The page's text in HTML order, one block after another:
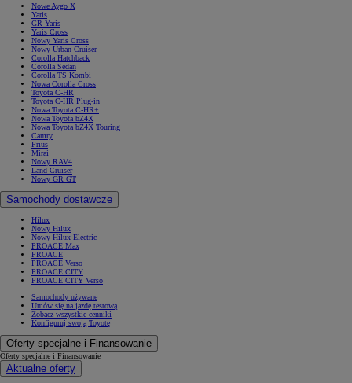
Nowe Aygo X
Yaris
GR Yaris
Yaris Cross
Nowy Yaris Cross
Nowy Urban Cruiser
Corolla Hatchback
Corolla Sedan
Corolla TS Kombi
Nowa Corolla Cross
Toyota C-HR
Toyota C-HR Plug-in
Nowa Toyota C-HR+
Nowa Toyota bZ4X
Nowa Toyota bZ4X Touring
Camry
Prius
Mirai
Nowy RAV4
Land Cruiser
Nowy GR GT
Samochody dostawcze
Hilux
Nowy Hilux
Nowy Hilux Electric
PROACE Max
PROACE
PROACE Verso
PROACE CITY
PROACE CITY Verso
Samochody używane
Umów się na jazdę testową
Zobacz wszystkie cenniki
Konfiguruj swoją Toyotę
Oferty specjalne i Finansowanie
Oferty specjalne i Finansowanie
Aktualne oferty